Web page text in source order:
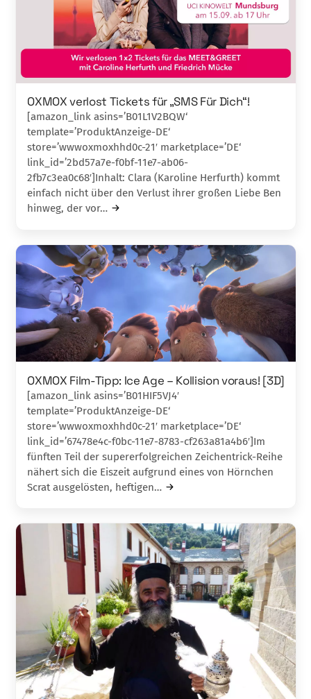
OXMOX verlost Tickets für „SMS Für Dich“!
[amazon_link asins=’B01L1V2BQW‘
template=’ProduktAnzeige-DE‘
store=’wwwoxmoxhhd0c-21′ marketplace=’DE‘
link_id=’2bd57a7e-f0bf-11e7-ab06-
2fb7c3ea0c68′]Inhalt: Clara (Karoline Herfurth) kommt
einfach nicht über den Verlust ihrer großen Liebe Ben
hinweg, der vor…
OXMOX Film-Tipp: Ice Age – Kollision voraus! [3D]
[amazon_link asins=’B01HIF5VJ4′
template=’ProduktAnzeige-DE‘
store=’wwwoxmoxhhd0c-21′ marketplace=’DE‘
link_id=’67478e4c-f0bc-11e7-8783-cf263a81a4b6′]Im
fünften Teil der supererfolgreichen Zeichentrick-Reihe
nähert sich die Eiszeit aufgrund eines von Hörnchen
Scrat ausgelösten, heftigen…